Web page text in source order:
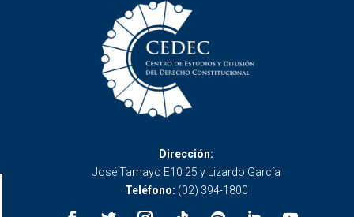
Dirección:
José Tamayo E10 25 y Lizardo García
Teléfono: (02) 394-1800